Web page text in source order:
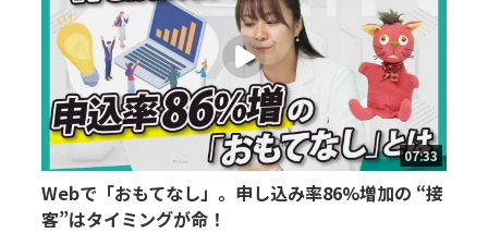
07:33
Webで「おもてなし」。申し込み率86%増加の “接
客”はタイミングが命！